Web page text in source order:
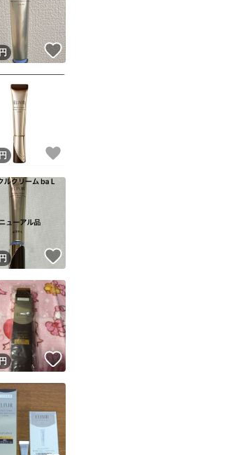
ザーは他フリマサービスでの取引実績があります
発送を保証しているものではありません
ーザーは高頻度で24時間以内＆設定した発送日数内に発送して
ザーは高頻度で24時間以内に発送しています
ーザーは設定した発送日数内に発送しています
出品ページへ
円 いいね！
円
円
円 いいね！